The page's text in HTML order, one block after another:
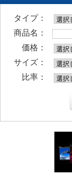
タイプ：
商品名：
価格：
サイズ：
比率：